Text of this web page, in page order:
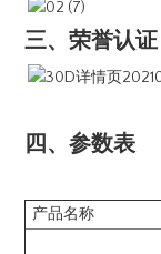
三、荣誉认证
四、参数表
产品名称